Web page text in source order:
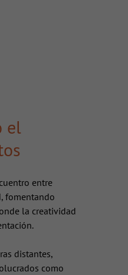
el
entre
fomentando
la creatividad
distantes,
como